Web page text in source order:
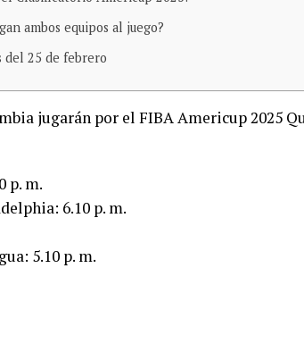
ambos equipos al juego?
del 25 de febrero
jugarán por el FIBA Americup 2025
p. m.
6.10 p. m.
5.10 p. m.